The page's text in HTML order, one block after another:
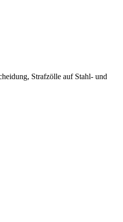
Strafzölle auf Stahl- und